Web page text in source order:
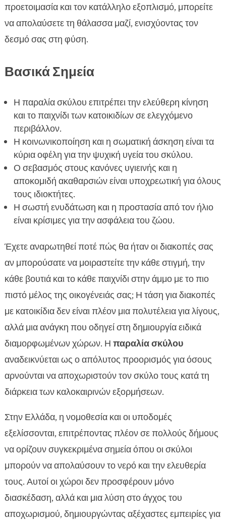
προετοιμασία και τον κατάλληλο εξοπλισμό, μπορείτε
να απολαύσετε τη θάλασσα μαζί, ενισχύοντας τον
δεσμό σας στη φύση.
Βασικά Σημεία
Η παραλία σκύλου επιτρέπει την ελεύθερη κίνηση
και το παιχνίδι των κατοικιδίων σε ελεγχόμενο
περιβάλλον.
Η κοινωνικοποίηση και η σωματική άσκηση είναι τα
κύρια οφέλη για την ψυχική υγεία του σκύλου.
Ο σεβασμός στους κανόνες υγιεινής και η
αποκομιδή ακαθαρσιών είναι υποχρεωτική για όλους
τους ιδιοκτήτες.
Η σωστή ενυδάτωση και η προστασία από τον ήλιο
είναι κρίσιμες για την ασφάλεια του ζώου.
Έχετε αναρωτηθεί ποτέ πώς θα ήταν οι διακοπές σας
αν μπορούσατε να μοιραστείτε την κάθε στιγμή, την
κάθε βουτιά και το κάθε παιχνίδι στην άμμο με το πιο
πιστό μέλος της οικογένειάς σας; Η τάση για διακοπές
με κατοικίδια δεν είναι πλέον μια πολυτέλεια για λίγους,
αλλά μια ανάγκη που οδηγεί στη δημιουργία ειδικά
διαμορφωμένων χώρων. Η παραλία σκύλου
αναδεικνύεται ως ο απόλυτος προορισμός για όσους
αρνούνται να αποχωριστούν τον σκύλο τους κατά τη
διάρκεια των καλοκαιρινών εξορμήσεων.
Στην Ελλάδα, η νομοθεσία και οι υποδομές
εξελίσσονται, επιτρέποντας πλέον σε πολλούς δήμους
να ορίζουν συγκεκριμένα σημεία όπου οι σκύλοι
μπορούν να απολαύσουν το νερό και την ελευθερία
τους. Αυτοί οι χώροι δεν προσφέρουν μόνο
διασκέδαση, αλλά και μια λύση στο άγχος του
αποχωρισμού, δημιουργώντας αξέχαστες εμπειρίες για